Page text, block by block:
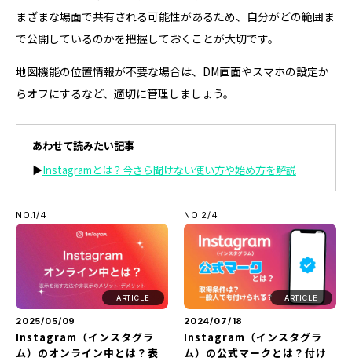
まざまな場面で共有される可能性があるため、自分がどの範囲ま
で公開しているのかを把握しておくことが大切です。
地図機能の位置情報が不要な場合は、DM画面やスマホの設定か
らオフにするなど、適切に管理しましょう。
あわせて読みたい記事
▶Instagramとは？今さら聞けない使い方や始め方を解説
NO.1/4
ARTICLE
2025/05/09
Instagram（インスタグラ
ム）のオンライン中とは？表
NO.2/4
ARTICLE
2024/07/18
Instagram（インスタグラ
ム）の公式マークとは？付け